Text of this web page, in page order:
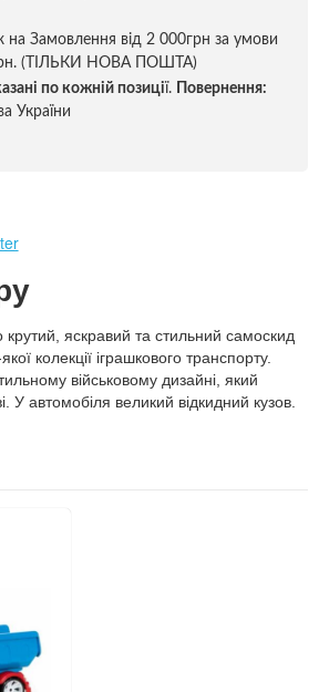
на Замовлення від 2 000грн за умови
(ТІЛЬКИ НОВА ПОШТА)
по кожній позиції.
Повернення:
України
яскравий та стильний самоскид
колекції іграшкового транспорту.
військовому дизайні, який
У автомобіля великий відкидний кузов.